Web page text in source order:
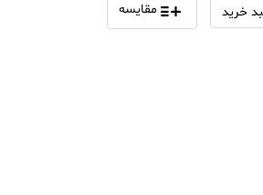
خرید مقایسه